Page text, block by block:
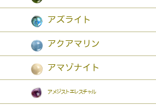
アズライト
アクアマリン
アマゾナイト
アメジストエレスチャル